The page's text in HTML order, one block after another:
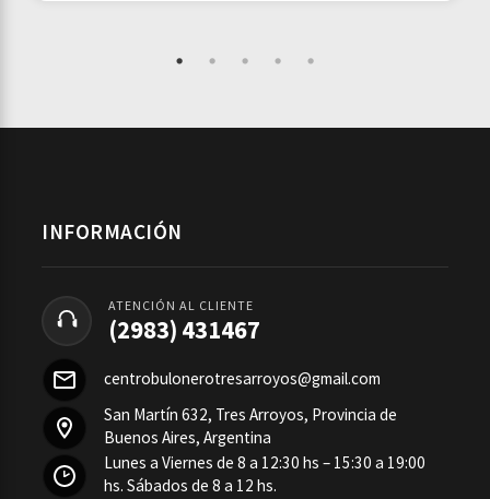
INFORMACIÓN
ATENCIÓN AL CLIENTE
(2983) 431467
centrobulonerotresarroyos@gmail.com
San Martín 632, Tres Arroyos, Provincia de
Buenos Aires, Argentina
Lunes a Viernes de 8 a 12:30 hs – 15:30 a 19:00
hs. Sábados de 8 a 12 hs.